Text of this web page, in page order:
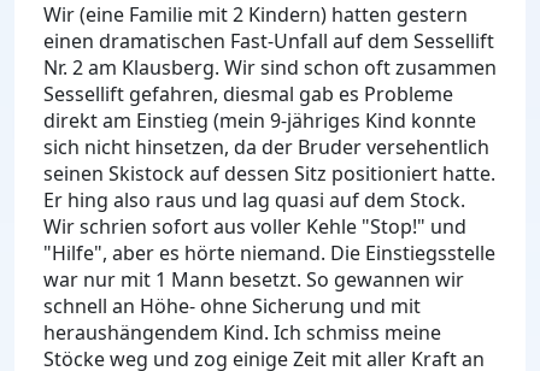
Wir (eine Familie mit 2 Kindern) hatten gestern
einen dramatischen Fast-Unfall auf dem Sessellift
Nr. 2 am Klausberg. Wir sind schon oft zusammen
Sessellift gefahren, diesmal gab es Probleme
direkt am Einstieg (mein 9-jähriges Kind konnte
sich nicht hinsetzen, da der Bruder versehentlich
seinen Skistock auf dessen Sitz positioniert hatte.
Er hing also raus und lag quasi auf dem Stock.
Wir schrien sofort aus voller Kehle "Stop!" und
"Hilfe", aber es hörte niemand. Die Einstiegsstelle
war nur mit 1 Mann besetzt. So gewannen wir
schnell an Höhe- ohne Sicherung und mit
heraushängendem Kind. Ich schmiss meine
Stöcke weg und zog einige Zeit mit aller Kraft an